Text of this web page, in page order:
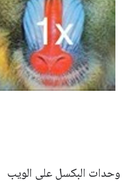
وحدات البكسل على الويب